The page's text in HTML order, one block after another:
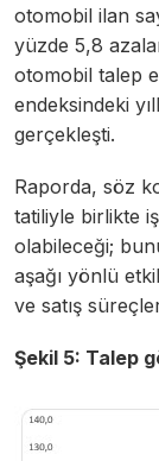
otomobil ilan
yüzde 5,8
otomobil talep
endeksindeki
gerçekleşti.
Raporda, söz
tatiliyle birlikte iş
olabileceği;
aşağı yönlü
ve satış
Şekil 5: Talep